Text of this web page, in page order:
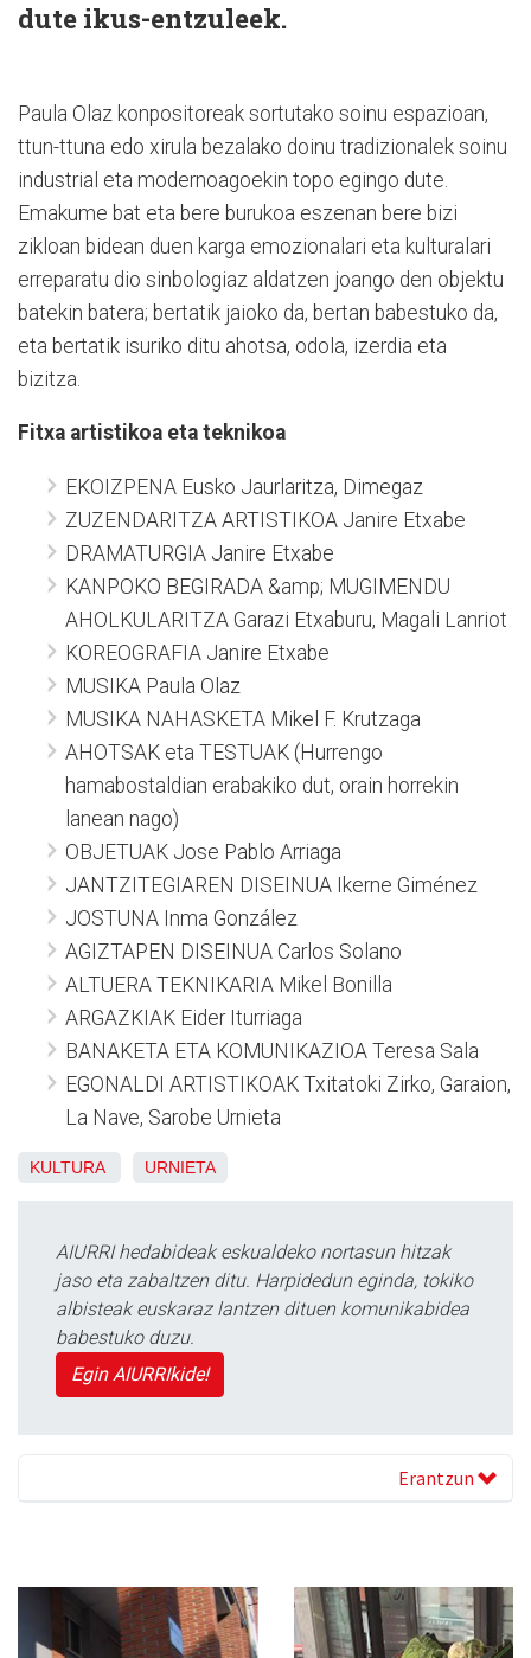
dute ikus-entzuleek.
Paula Olaz konpositoreak sortutako soinu espazioan,
ttun-ttuna edo xirula bezalako doinu tradizionalek soinu
industrial eta modernoagoekin topo egingo dute.
Emakume bat eta bere burukoa eszenan bere bizi
zikloan bidean duen karga emozionalari eta kulturalari
erreparatu dio sinbologiaz aldatzen joango den objektu
batekin batera; bertatik jaioko da, bertan babestuko da,
eta bertatik isuriko ditu ahotsa, odola, izerdia eta
bizitza.
Fitxa artistikoa eta teknikoa
EKOIZPENA Eusko Jaurlaritza, Dimegaz
ZUZENDARITZA ARTISTIKOA Janire Etxabe
DRAMATURGIA Janire Etxabe
KANPOKO BEGIRADA &amp; MUGIMENDU
AHOLKULARITZA Garazi Etxaburu, Magali Lanriot
KOREOGRAFIA Janire Etxabe
MUSIKA Paula Olaz
MUSIKA NAHASKETA Mikel F. Krutzaga
AHOTSAK eta TESTUAK (Hurrengo
hamabostaldian erabakiko dut, orain horrekin
lanean nago)
OBJETUAK Jose Pablo Arriaga
JANTZITEGIAREN DISEINUA Ikerne Giménez
JOSTUNA Inma González
AGIZTAPEN DISEINUA Carlos Solano
ALTUERA TEKNIKARIA Mikel Bonilla
ARGAZKIAK Eider Iturriaga
BANAKETA ETA KOMUNIKAZIOA Teresa Sala
EGONALDI ARTISTIKOAK Txitatoki Zirko, Garaion,
La Nave, Sarobe Urnieta
KULTURA URNIETA
AIURRI hedabideak eskualdeko nortasun hitzak
jaso eta zabaltzen ditu. Harpidedun eginda, tokiko
albisteak euskaraz lantzen dituen komunikabidea
babestuko duzu.
Egin AIURRIkide!
Erantzun